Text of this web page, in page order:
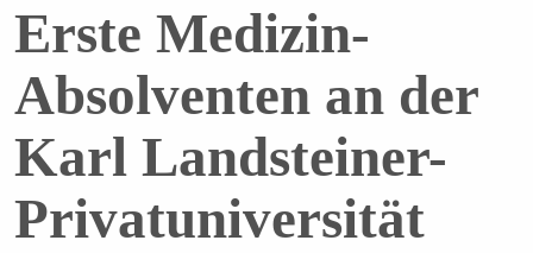
Erste Medizin-
Absolventen an der
Karl Landsteiner-
Privatuniversität